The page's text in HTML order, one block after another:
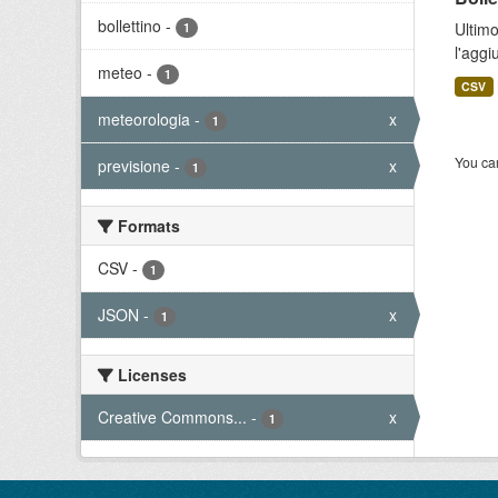
bollettino - 1
meteo - 1
meteorologia - 1 x
previsione - 1 x
Formats
CSV - 1
JSON - 1 x
Licenses
Creative Commons... - 1 x
CSV
You